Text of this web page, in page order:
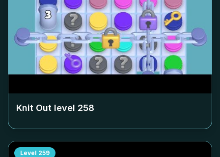
Knit Out level 258
Level 259